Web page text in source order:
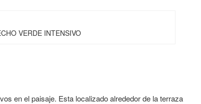
VERDE INTENSIVO
en el paisaje. Esta localizado alrededor de la terraza